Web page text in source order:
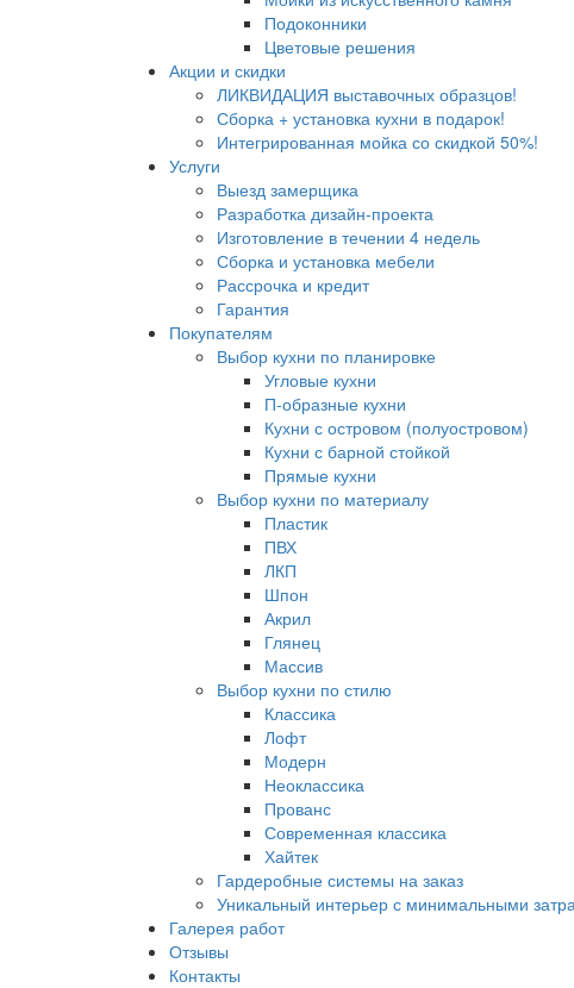
Подоконники
Цветовые решения
Акции и скидки
ЛИКВИДАЦИЯ выставочных образцов!
Сборка + установка кухни в подарок!
Интегрированная мойка со скидкой 50%!
Услуги
Выезд замерщика
Разработка дизайн-проекта
Изготовление в течении 4 недель
Сборка и установка мебели
Рассрочка и кредит
Гарантия
Покупателям
Выбор кухни по планировке
Угловые кухни
П-образные кухни
Кухни с островом (полуостровом)
Кухни с барной стойкой
Прямые кухни
Выбор кухни по материалу
Пластик
ПВХ
ЛКП
Шпон
Акрил
Глянец
Массив
Выбор кухни по стилю
Классика
Лофт
Модерн
Неоклассика
Прованс
Современная классика
Хайтек
Гардеробные системы на заказ
Уникальный интерьер с минимальными
Галерея работ
Отзывы
Контакты